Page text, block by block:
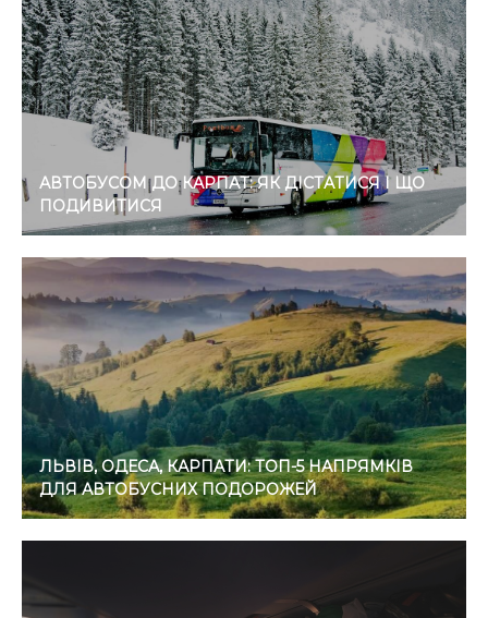
АВТОБУСОМ ДО КАРПАТ: ЯК ДІСТАТИСЯ І ЩО
ПОДИВИТИСЯ
ЛЬВІВ, ОДЕСА, КАРПАТИ: ТОП-5 НАПРЯМКІВ
ДЛЯ АВТОБУСНИХ ПОДОРОЖЕЙ